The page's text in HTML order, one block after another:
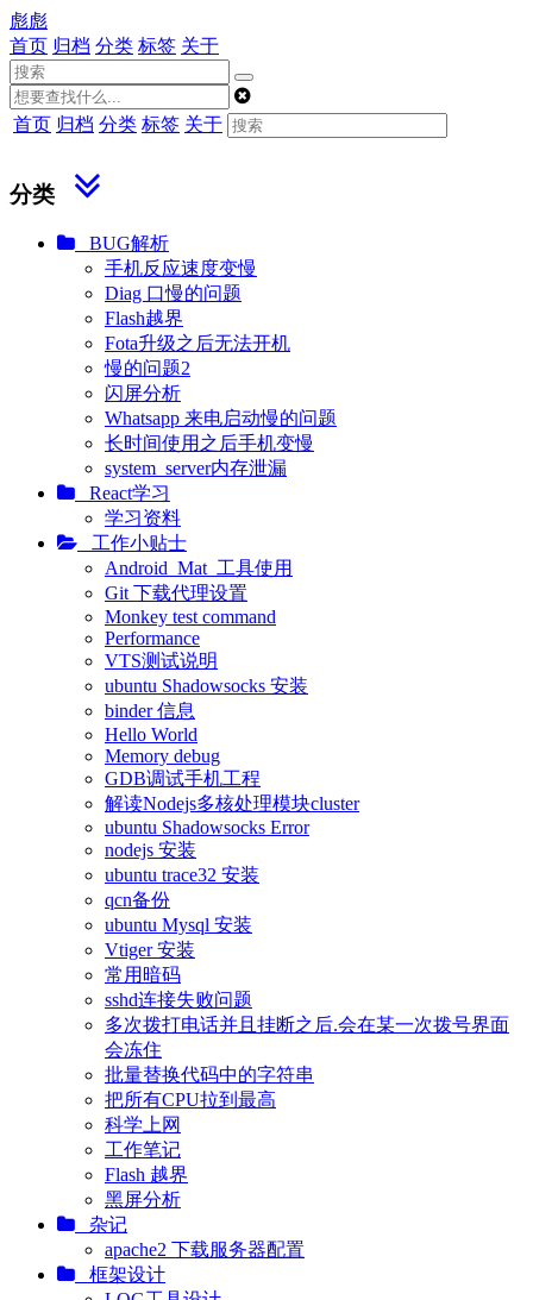
彪彪
首页 归档 分类 标签 关于
首页 归档 分类 标签 关于
分类
BUG解析
手机反应速度变慢
Diag 口慢的问题
Flash越界
Fota升级之后无法开机
慢的问题2
闪屏分析
Whatsapp 来电启动慢的问题
长时间使用之后手机变慢
system_server内存泄漏
React学习
学习资料
工作小贴士
Android_Mat_工具使用
Git 下载代理设置
Monkey test command
Performance
VTS测试说明
ubuntu Shadowsocks 安装
binder 信息
Hello World
Memory debug
GDB调试手机工程
解读Nodejs多核处理模块cluster
ubuntu Shadowsocks Error
nodejs 安装
ubuntu trace32 安装
qcn备份
ubuntu Mysql 安装
Vtiger 安装
常用暗码
sshd连接失败问题
多次拨打电话并且挂断之后.会在某一次拨号界面
会冻住
批量替换代码中的字符串
把所有CPU拉到最高
科学上网
工作笔记
Flash 越界
黑屏分析
杂记
apache2 下载服务器配置
框架设计